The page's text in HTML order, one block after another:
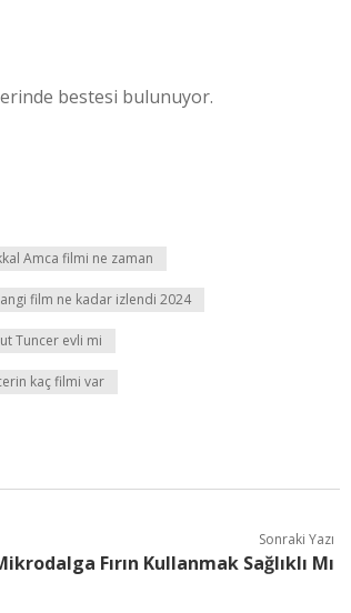
bestesi bulunuyor.
Amca filmi ne zaman
film ne kadar izlendi 2024
Tuncer evli mi
kaç filmi var
Sonraki Yazı
Fırın Kullanmak Sağlıklı Mı